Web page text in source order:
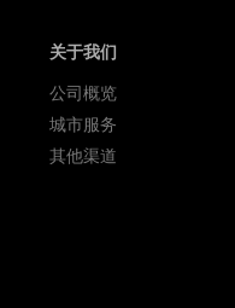
关于我们
公司概览
城市服务
其他渠道